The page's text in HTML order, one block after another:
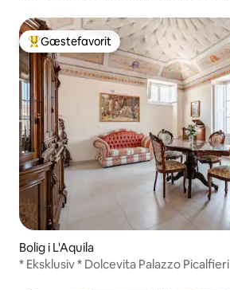
Bedste gæstefavorit
Gæstefavorit
Bolig i L'Aquila
* Eksklusiv * Dolcevita Palazzo Picalfieri